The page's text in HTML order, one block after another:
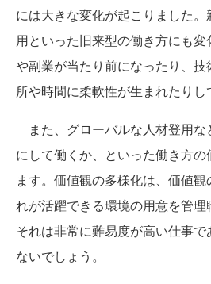
には大きな変化が起こりました
用といった旧来型の働き方にも
や副業が当たり前になったり、
所や時間に柔軟性が生まれたりし
また、グローバルな人材登用な
にして働くか、といった働き方
ます。価値観の多様化は、価値
れが活躍できる環境の用意を管理
それは非常に難易度が高い仕事で
ないでしょう。